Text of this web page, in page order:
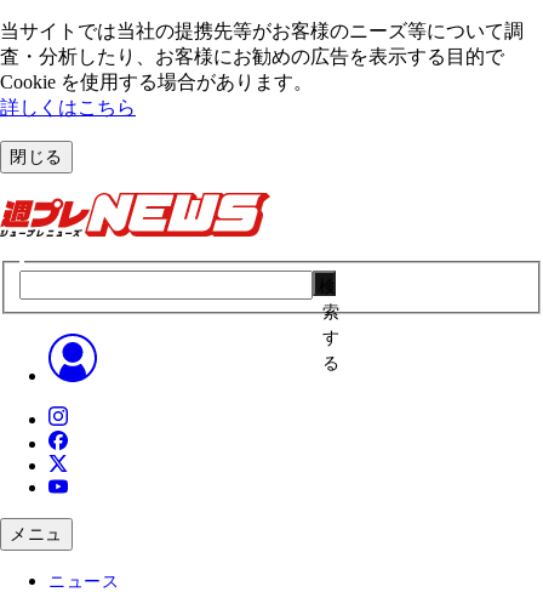
当サイトでは当社の提携先等がお客様のニーズ等について調
査・分析したり、お客様にお勧めの広告を表⽰する⽬的で
Cookie を使⽤する場合があります。
詳しくはこちら
閉じる
索
す
る
メニュ
ニュース